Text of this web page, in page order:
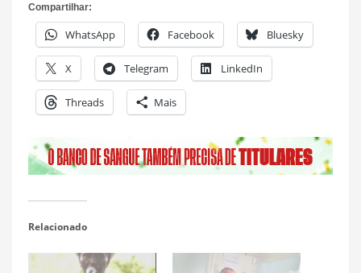
Compartilhar:
WhatsApp Facebook Bluesky
X Telegram LinkedIn
Threads Mais
Relacionado